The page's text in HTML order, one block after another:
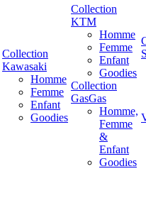
Collection
Kawasaki
Homme
Femme
Enfant
Goodies
Collection
KTM
Homme
Femme
Enfant
Goodies
Collection
GasGas
Homme,
Femme
&
Enfant
Goodies